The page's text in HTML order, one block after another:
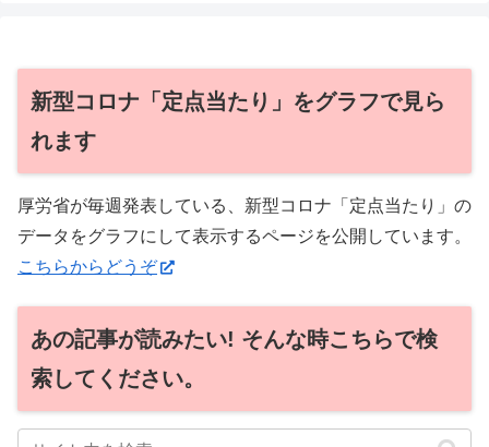
新型コロナ「定点当たり」をグラフで見ら
れます
厚労省が毎週発表している、新型コロナ「定点当たり」の
データをグラフにして表示するページを公開しています。
こちらからどうぞ
あの記事が読みたい! そんな時こちらで検
索してください。